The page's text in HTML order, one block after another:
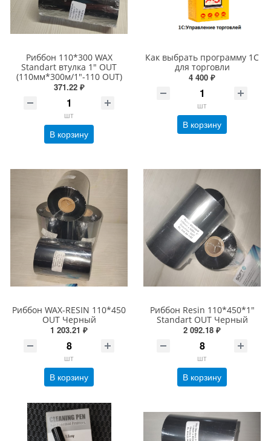
Риббон 110*300 WAX
Standart втулка 1" OUT
(110мм*300м/1"-110 OUT)
371.22 ₽
шт
В корзину
Как выбрать программу 1С
для торговли
4 400 ₽
шт
В корзину
Риббон WAX-RESIN 110*450
OUT Черный
1 203.21 ₽
шт
В корзину
Риббон Resin 110*450*1"
Standart OUT Черный
2 092.18 ₽
шт
В корзину